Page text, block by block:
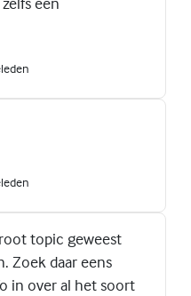
topic geweest
Zoek daar eens
in over al het soort